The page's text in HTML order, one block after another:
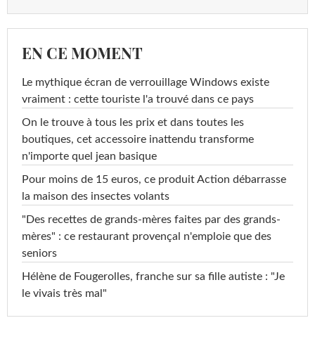
EN CE MOMENT
Le mythique écran de verrouillage Windows existe
vraiment : cette touriste l'a trouvé dans ce pays
On le trouve à tous les prix et dans toutes les
boutiques, cet accessoire inattendu transforme
n'importe quel jean basique
Pour moins de 15 euros, ce produit Action débarrasse
la maison des insectes volants
"Des recettes de grands-mères faites par des grands-
mères" : ce restaurant provençal n'emploie que des
seniors
Hélène de Fougerolles, franche sur sa fille autiste : "Je
le vivais très mal"